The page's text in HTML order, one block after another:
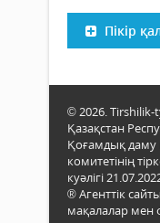
Пікір
© 2026. Tirshilik-
Қазақстан
Қоғамдық даму
комитетінің
куәлігі
® Агенттік
мақалалар мен